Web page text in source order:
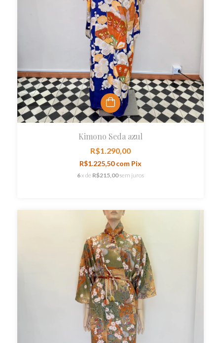
Kimono Seda azul
R$1.290,00
R$1.225,50com Pix
6x de R$215,00 sem juros